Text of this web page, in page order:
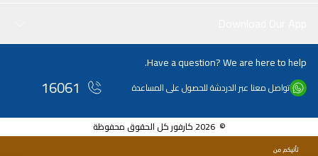
Have a question? We are here to help.
تواصل معنا عبر الدردشة للحصول على المساعدة 16061
© 2026 كارفور كل الحقوق محفوظة